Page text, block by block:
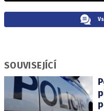
SOUVISEJÍCÍ